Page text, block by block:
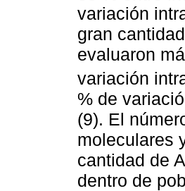
variación
gran
evaluaron
variación
% de
(9). El
moleculares
cantidad de
dentro de